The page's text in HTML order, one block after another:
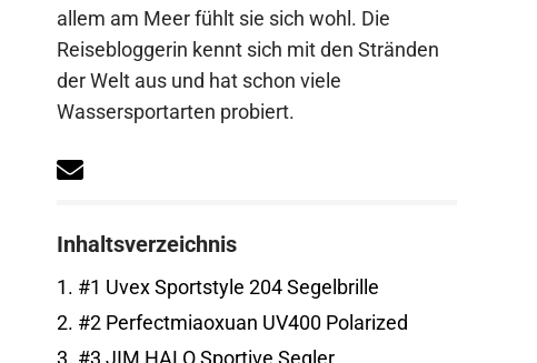
allem am Meer fühlt sie sich wohl. Die
Reisebloggerin kennt sich mit den Stränden
der Welt aus und hat schon viele
Wassersportarten probiert.
Inhaltsverzeichnis
1. #1 Uvex Sportstyle 204 Segelbrille
2. #2 Perfectmiaoxuan UV400 Polarized
3. #3 JIM HALO Sportive Segler